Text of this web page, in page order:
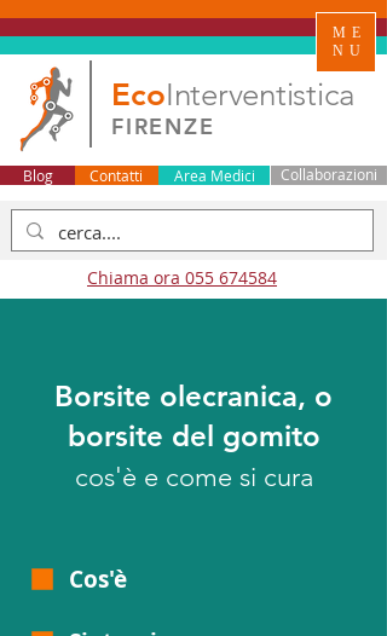
EcoInterventistica
FIRENZE
Collaborazioni
Area Medici
Contatti
Blog
Chiama ora 055 674584
ME
NU
Borsite olecranica, o
borsite del gomito
cos'è e come si cura
Cos'è